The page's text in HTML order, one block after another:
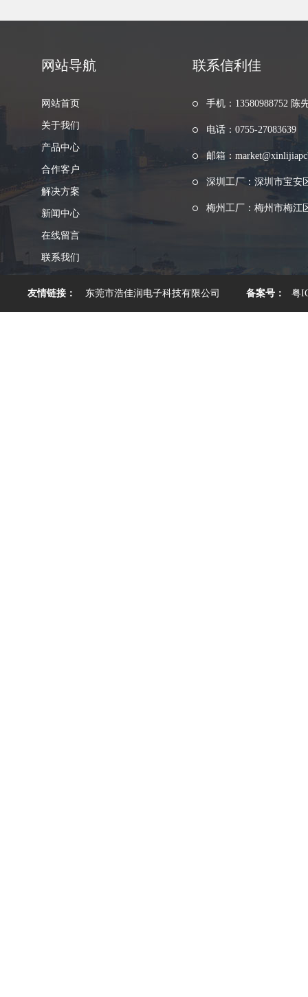
网站导航
网站首页
关于我们
产品中心
合作客户
解决方案
新闻中心
在线留言
联系我们
联系信利佳
手机：13580988752 陈
电话：0755-27083639
邮箱：
深圳工厂：深圳市宝安
梅州工厂：梅州市梅江
友情链接： 东莞市浩佳润电子科技有限公司 备案号： 粤